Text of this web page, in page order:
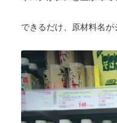
できるだけ、原材料名が